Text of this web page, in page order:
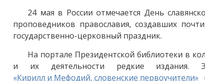
24 мая в России отмечается День
проповедников православия, создавших
государственно-церковный праздник.
На портале Президентской библиотеки в
и их деятельности редкие издания.
«Кирилл и Мефодий, словенские первоучители»